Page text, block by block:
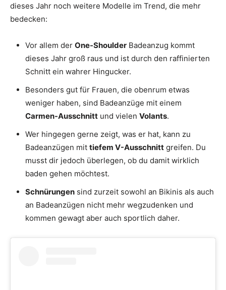
dieses Jahr noch weitere Modelle im Trend, die mehr
bedecken:
Vor allem der One-Shoulder Badeanzug kommt
dieses Jahr groß raus und ist durch den raffinierten
Schnitt ein wahrer Hingucker.
Besonders gut für Frauen, die obenrum etwas
weniger haben, sind Badeanzüge mit einem
Carmen-Ausschnitt und vielen Volants.
Wer hingegen gerne zeigt, was er hat, kann zu
Badeanzügen mit tiefem V-Ausschnitt greifen. Du
musst dir jedoch überlegen, ob du damit wirklich
baden gehen möchtest.
Schnürungen sind zurzeit sowohl an Bikinis als auch
an Badeanzügen nicht mehr wegzudenken und
kommen gewagt aber auch sportlich daher.